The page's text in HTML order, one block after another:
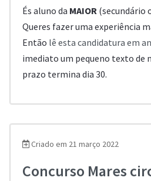
És aluno da MAIOR (secundário
Queres fazer uma experiência
Então lê esta candidatura em
imediato um pequeno texto de
prazo termina dia 30.
Criado em 21 março 2022
Concurso Mares